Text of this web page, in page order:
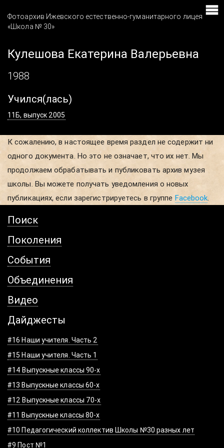
Фотоархив Ижевского естественно-гуманитарного лицея
«Школа № 30»
Кулешова Екатерина Валерьевна
1988
Учился(лась)
11Б, выпуск 2005
К сожалению, в настоящее время раздел не содержит ни
одного документа. Но это не означает, что их нет. Мы
продолжаем обрабатывать и публиковать архив музея
школы. Вы можете получать уведомления о новых
публикациях, если зарегистрируетесь в группе Facebook
Поиск
Поколения
События
Объединения
Видео
Дайджесты
#16 Наши учителя. Часть 2
#15 Наши учителя. Часть 1
#14 Выпускные классы 90-х
#13 Выпускные классы 60-х
#12 Выпускные классы 70-х
#11 Выпускные классы 80-х
#10 Педагогический коллектив Школы №30 разных лет
#9 Пост №1